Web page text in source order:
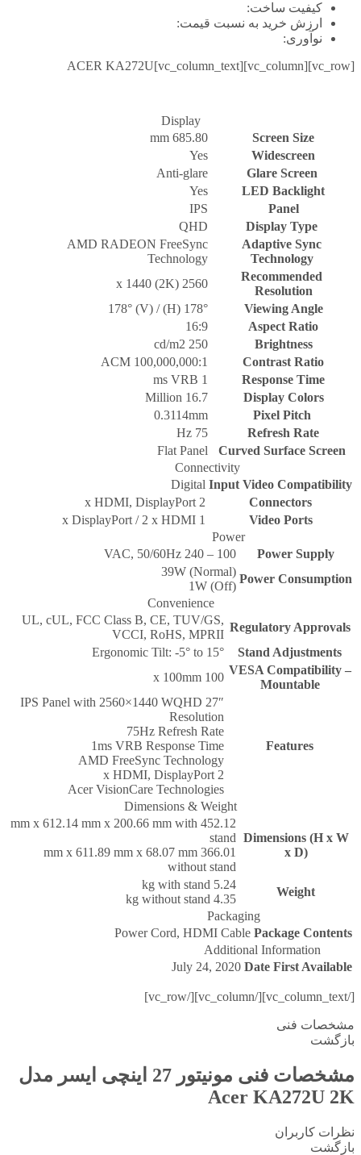
کیفیت ساخت:
ارزش خرید به نسبت قیمت:
نوآوری:
[vc_row][vc_column][vc_column_text]ACER KA272U
Display
Screen Size
685.80 mm
Widescreen
Yes
Glare Screen
Anti-glare
LED Backlight
Yes
Panel
IPS
Display Type
QHD
Adaptive Sync
Technology
AMD RADEON FreeSync
Technology
Recommended
Resolution
2560 x 1440 (2K)
Viewing Angle
178° (H) / 178° (V)
Aspect Ratio
16:9
Brightness
250 cd/m2
Contrast Ratio
ACM 100,000,000:1
Response Time
1 ms VRB
Display Colors
16.7 Million
Pixel Pitch
0.3114mm
Refresh Rate
75 Hz
Curved Surface Screen
Flat Panel
Connectivity
Input Video Compatibility
Digital
Connectors
2 x HDMI, DisplayPort
Video Ports
1 x DisplayPort / 2 x HDMI
Power
Power Supply
100 – 240 VAC, 50/60Hz
Power Consumption
39W (Normal)
1W (Off)
Convenience
Regulatory Approvals
UL, cUL, FCC Class B, CE, TUV/GS,
VCCI, RoHS, MPRII
Stand Adjustments
Ergonomic Tilt: -5° to 15°
VESA Compatibility –
Mountable
100 x 100mm
Features
27″ IPS Panel with 2560×1440 WQHD
Resolution
75Hz Refresh Rate
1ms VRB Response Time
AMD FreeSync Technology
2 x HDMI, DisplayPort
Acer VisionCare Technologies
Dimensions & Weight
Dimensions (H x W
x D)
452.12 mm x 612.14 mm x 200.66 mm with
stand
366.01 mm x 611.89 mm x 68.07 mm
without stand
Weight
5.24 kg with stand
4.35 kg without stand
Packaging
Package Contents
Power Cord, HDMI Cable
Additional Information
Date First Available
July 24, 2020
[/vc_column_text][/vc_column][/vc_row]
مشخصات فنی
بازگشت
مشخصات فنی
مونیتور 27 اینچی ایسر مدل
Acer KA272U 2K
نظرات کاربران
بازگشت